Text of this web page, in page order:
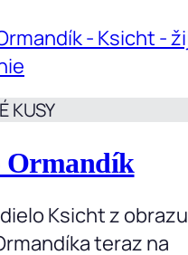
KUSY
Ormandík
Ksicht z obrazu
teraz na